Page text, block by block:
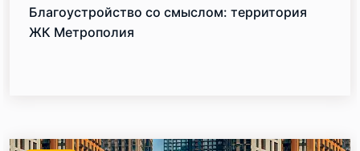
Благоустройство со смыслом: территория
ЖК Метрополия